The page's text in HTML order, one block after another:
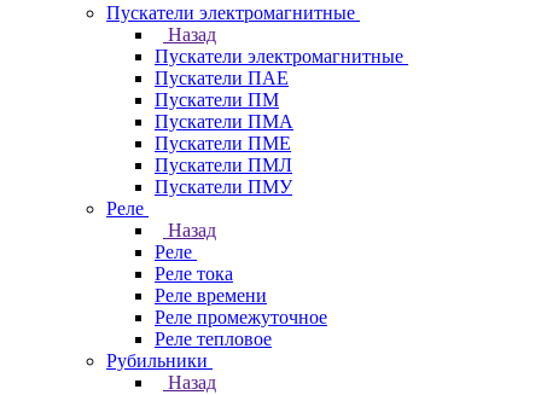
Пускатели электромагнитные
Назад
Пускатели электромагнитные
Пускатели ПАЕ
Пускатели ПМ
Пускатели ПМА
Пускатели ПМЕ
Пускатели ПМЛ
Пускатели ПМУ
Реле
Назад
Реле
Реле тока
Реле времени
Реле промежуточное
Реле тепловое
Рубильники
Назад